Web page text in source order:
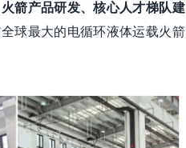
箭产品研发、核心人才梯队建
球最大的电循环液体运载火箭